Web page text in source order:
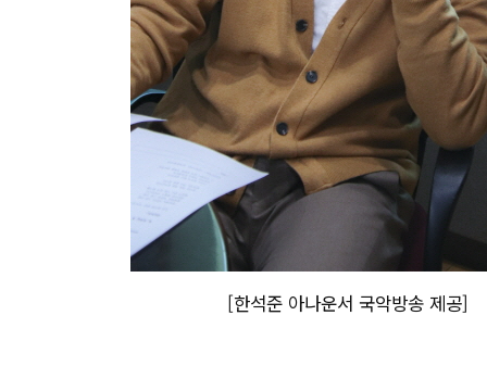
[한석준 아나운서 국악방송 제공]